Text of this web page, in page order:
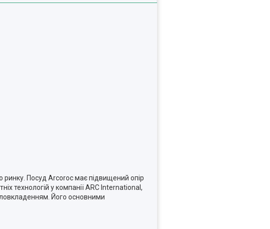
ринку. Посуд Arcoroc має підвищений опір
технологій у компанії ARC International,
Його основними